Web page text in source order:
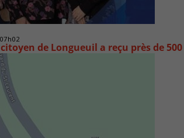
de Longueuil a reçu près de